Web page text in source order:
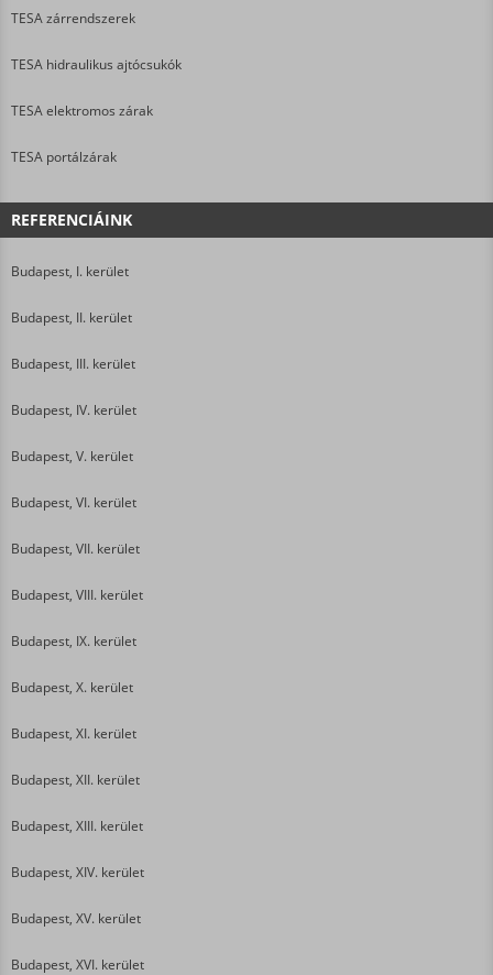
TESA zárrendszerek
TESA hidraulikus ajtócsukók
TESA elektromos zárak
TESA portálzárak
REFERENCIÁINK
Budapest, I. kerület
Budapest, II. kerület
Budapest, III. kerület
Budapest, IV. kerület
Budapest, V. kerület
Budapest, VI. kerület
Budapest, VII. kerület
Budapest, VIII. kerület
Budapest, IX. kerület
Budapest, X. kerület
Budapest, XI. kerület
Budapest, XII. kerület
Budapest, XIII. kerület
Budapest, XIV. kerület
Budapest, XV. kerület
Budapest, XVI. kerület